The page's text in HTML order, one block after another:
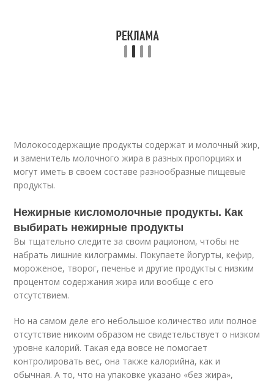
Молокосодержащие продукты содержат и молочный жир,
и заменитель молочного жира в разных пропорциях и
могут иметь в своем составе разнообразные пищевые
продукты.
Нежирные кисломолочные продукты. Как
выбирать нежирные продукты
Вы тщательно следите за своим рационом, чтобы не
набрать лишние килограммы. Покупаете йогурты, кефир,
мороженое, творог, печенье и другие продукты с низким
процентом содержания жира или вообще с его
отсутствием.
Но на самом деле его небольшое количество или полное
отсутствие никоим образом не свидетельствует о низком
уровне калорий. Такая еда вовсе не помогает
контролировать вес, она также калорийна, как и
обычная. А то, что на упаковке указано «без жира»,